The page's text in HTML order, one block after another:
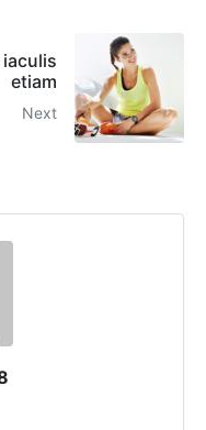
etiam
Next